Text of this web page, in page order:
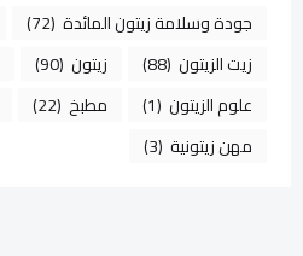
جودة وسلامة زيتون المائدة (72)
زيت الزيتون (88) زيتون (90)
علوم الزيتون (1) مطبخ (22)
مهن زيتونية (3)